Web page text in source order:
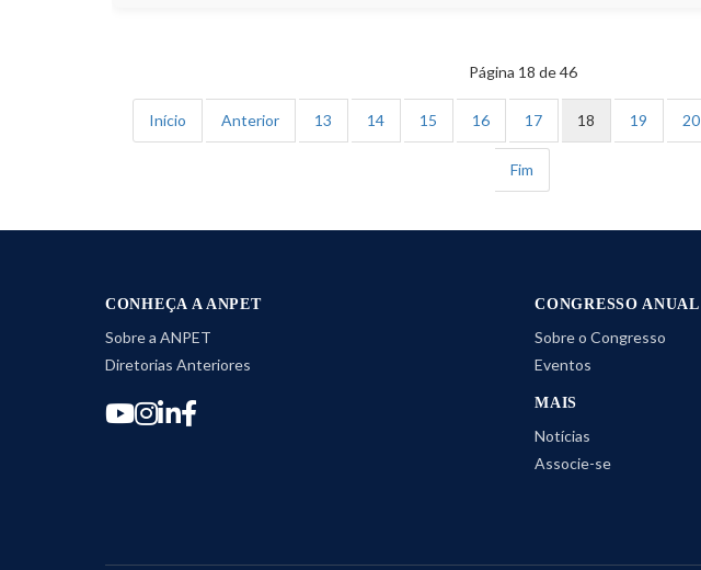
Página 18 de 46
Início Anterior 13 14 15 16 17 18 19 20
Fim
CONHEÇA A ANPET
Sobre a ANPET
Diretorias Anteriores
CONGRESSO ANUAL
Sobre o Congresso
Eventos
MAIS
Notícias
Associe-se